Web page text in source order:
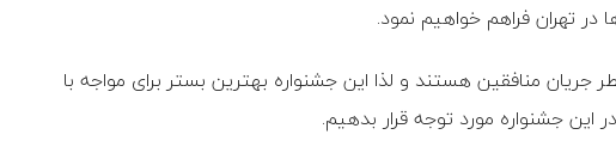
تهران فراهم خواهیم نمود.
جریان منافقین هستند و لذا این جشنواره بهترین بستر برای مواجه با
این جشنواره مورد توجه قرار بدهیم.